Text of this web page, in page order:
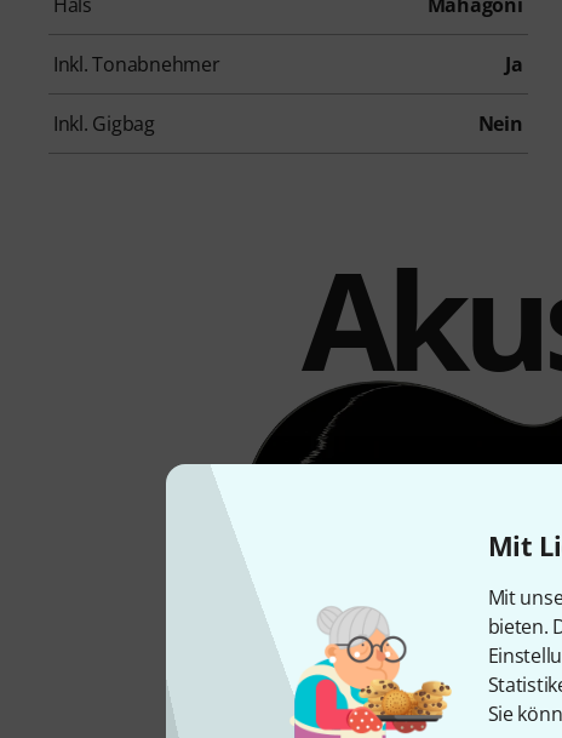
Mit
Mit
bieten.
Sie
Hals Mahagoni
Inkl. Tonabnehmer Ja
Inkl. Gigbag Nein